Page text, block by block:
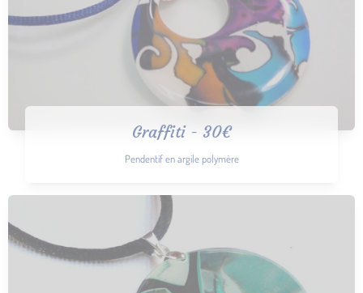
Graffiti - 30€
Pendentif en argile polymère